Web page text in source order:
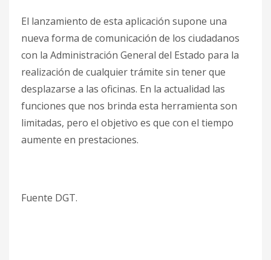
El lanzamiento de esta aplicación supone una
nueva forma de comunicación de los ciudadanos
con la Administración General del Estado para la
realización de cualquier trámite sin tener que
desplazarse a las oficinas. En la actualidad las
funciones que nos brinda esta herramienta son
limitadas, pero el objetivo es que con el tiempo
aumente en prestaciones.
Fuente DGT.